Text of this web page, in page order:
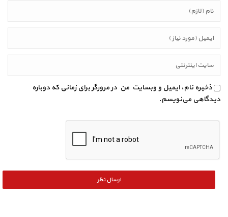
ذخیره نام، ایمیل و وبسایت من در مرورگر برای زمانی که دوباره
دیدگاهی می‌نویسم.